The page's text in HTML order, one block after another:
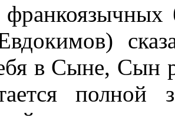
в Сыне, Сын
полной